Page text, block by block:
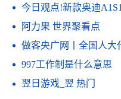
今日观点!新款奥迪A1S13门和5
阿力果 世界聚看点
做客央广网丨全国人大代表宋德
997工作制是什么意思
翌日游戏_翌 热门